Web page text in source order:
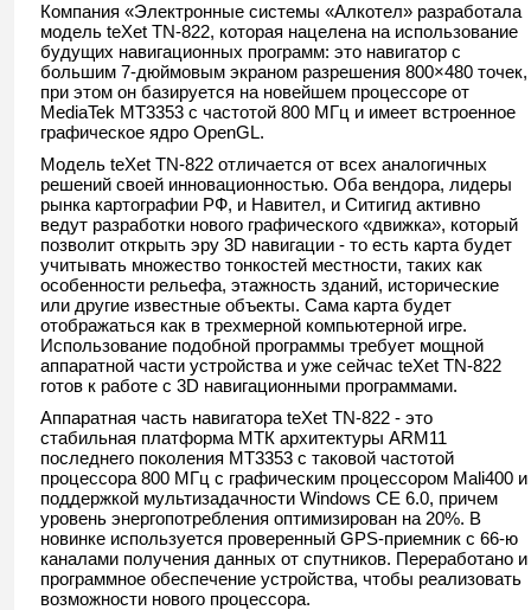
Компания «Электронные системы «Алкотел» разработала
модель teXet TN-822, которая нацелена на использование
будущих навигационных программ: это навигатор с
большим 7-дюймовым экраном разрешения 800×480 точек,
при этом он базируется на новейшем процессоре от
MediaTek MT3353 с частотой 800 МГц и имеет встроенное
графическое ядро OpenGL.
Модель teXet TN-822 отличается от всех аналогичных
решений своей инновационностью. Оба вендора, лидеры
рынка картографии РФ, и Навител, и Ситигид активно
ведут разработки нового графического «движка», который
позволит открыть эру 3D навигации - то есть карта будет
учитывать множество тонкостей местности, таких как
особенности рельефа, этажность зданий, исторические
или другие известные объекты. Сама карта будет
отображаться как в трехмерной компьютерной игре.
Использование подобной программы требует мощной
аппаратной части устройства и уже сейчас teXet TN-822
готов к работе с 3D навигационными программами.
Аппаратная часть навигатора teXet TN-822 - это
стабильная платформа МТК архитектуры ARM11
последнего поколения MT3353 с таковой частотой
процессора 800 МГц с графическим процессором Mali400 и
поддержкой мультизадачности Windows CE 6.0, причем
уровень энергопотребления оптимизирован на 20%. В
новинке используется проверенный GPS-приемник с 66-ю
каналами получения данных от спутников. Переработано и
программное обеспечение устройства, чтобы реализовать
возможности нового процессора.